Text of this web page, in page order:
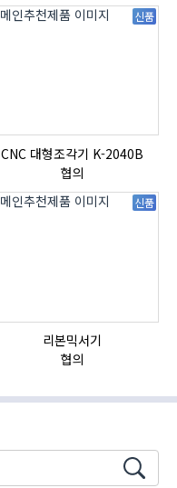
신품
CNC 대형조각기 K-2040B
협의
신품
리본믹서기
협의